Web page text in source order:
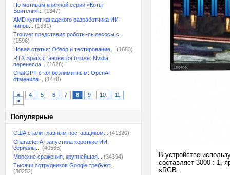
По мотивам книжной серии «Коты-
Воители»...
(1347)
AMD купит канадского разработчика ИИ-
чипов...
(1631)
Trouver представил роботы-пылесосы с...
(1596)
Новая статья: Обзор и тестирование...
(1683)
RTX Spark становится ближе: Nvidia
перенесла...
(1628)
ChatGPT стал безлимитным: OpenAI
отменила...
(1478)
< 4 5 6 7 8 9 10
11
>
Популярные
США стали главным поставщиком...
(41320)
Character.AI запустила короткие ИИ-
сериалы...
(40565)
Морские сражения, крупнейшая...
(34394)
Тысячи сотрудников Google требуют...
(30252)
В устройстве
составляет 3000 : 1,
sRGB.